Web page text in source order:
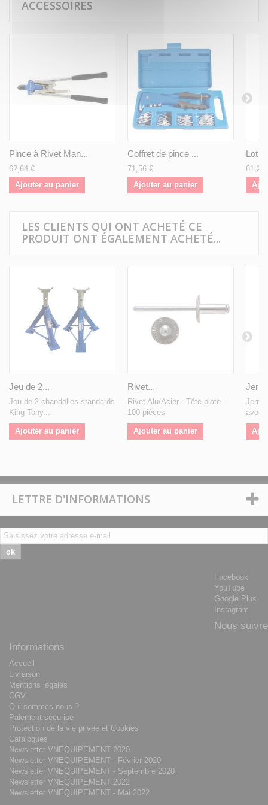
ACCESSOIRES
Pince à Rivet Man...
62,64 €
Ajouter au panier
Coffret de pince ...
71,56 €
Ajouter au panier
Lot
61,20
LES CLIENTS QUI ONT ACHETÉ CE
PRODUIT ONT ÉGALEMENT ACHETÉ...
Jeu de 2...
Jeu de 2 chandelles standards
King Tony...
Ajouter au panier
Rivet...
Rivet Alu/Acier - Tête plate -
100 pièces
Ajouter au panier
avec
LETTRE D'INFORMATIONS
ok
Facebook
YouTube
Google Plus
Instagram
Nous suivre
Informations
Accueil
Livraison
Mentions légales
CGV
Qui sommes nous ?
Paiement sécurisé
Protection de la vie privée et Cookies
Catalogues
Newsletter VNEQUIPEMENT 2020
Newsletter VNEQUIPEMENT - Février 2020
Newsletter VNEQUIPEMENT - Septembre 2020
Newsletter VNEQUIPEMENT 2022
Newsletter VNEQUIPEMENT - Mai 2022